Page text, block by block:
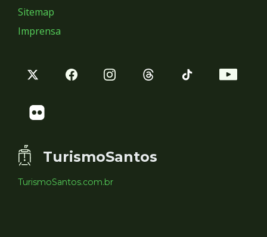
Sitemap
Imprensa
TurismoSantos
TurismoSantos.com.br